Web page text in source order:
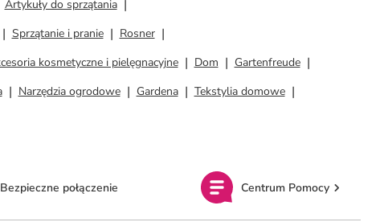
Artykuły do sprzątania
Sprzątanie i pranie
Rosner
kosmetyczne i pielęgnacyjne Dom
Gartenfreude
Narzędzia ogrodowe Gardena
Tekstylia domowe
Bezpieczne połączenie Centrum Pomocy